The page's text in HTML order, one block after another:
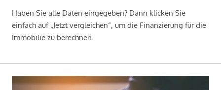
Haben Sie alle Daten eingegeben? Dann klicken Sie
einfach auf „Jetzt vergleichen“, um die Finanzierung für die
Immobilie zu berechnen.